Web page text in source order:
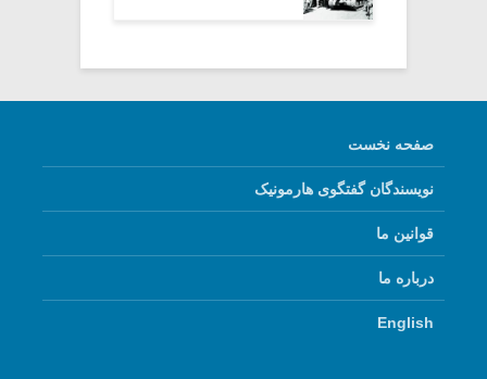
صفحه نخست
نویسندگان گفتگوی هارمونیک
قوانین ما
درباره ما
English